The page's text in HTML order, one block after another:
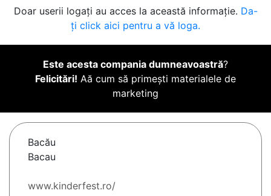
Doar userii logați au acces la această informație. Da-
ți click aici pentru a vă loga.
Este acesta compania dumneavoastră?
Felicitări! Aă cum să primești materialele de
marketing
Bacău
Bacau
www.kinderfest.ro/